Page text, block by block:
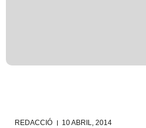
REDACCIÓ 10 ABRIL, 2014